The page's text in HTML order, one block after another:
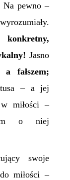
Na pewno –
Jasno
fałszem;
– a jej
w miłości –
o niej
swoje
miłości –